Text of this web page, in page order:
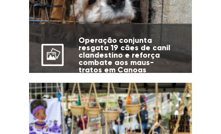
Operação conjunta
resgata 19 cães de canil
clandestino e reforça
combate aos maus-
tratos em Canoas